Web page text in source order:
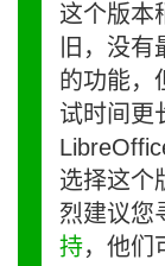
这个版本
旧，没有
的功能，
试时间更
选择这个
烈建议您
持，他们